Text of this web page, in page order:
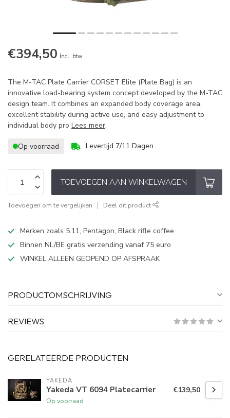
€394,50 Incl. btw
The M-TAC Plate Carrier CORSET Elite (Plate Bag) is an
innovative load-bearing system concept developed by the M-TAC
design team. It combines an expanded body coverage area,
excellent stability during active use, and easy adjustment to
individual body pro Lees meer.
Op voorraad Levertijd 7/11 Dagen
TOEVOEGEN AAN WINKELWAGEN
Toevoegen om te vergelijken Deel dit product
Merken zoals 5.11, Pentagon, Black rifle coffee
Binnen NL/BE gratis verzending vanaf 75 euro
WINKEL ALLEEN GEOPEND OP AFSPRAAK
PRODUCTOMSCHRIJVING
REVIEWS
GERELATEERDE PRODUCTEN
YAKEDA
Yakeda VT 6094 Platecarrier
Op voorraad
€139,50